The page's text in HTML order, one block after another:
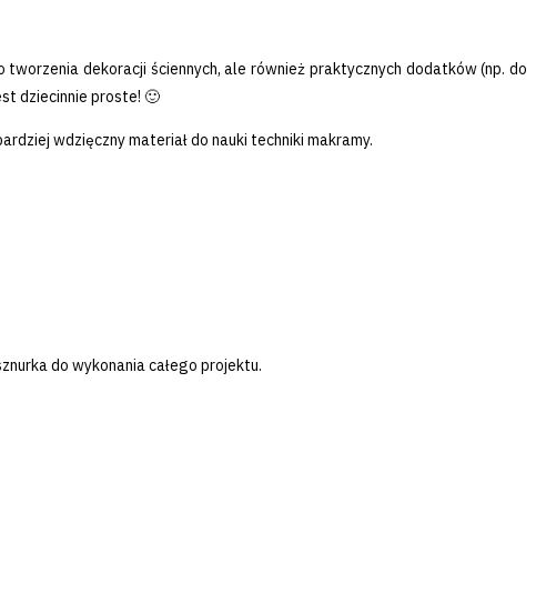
dekoracji ściennych, ale również praktycznych dodatków (np. do
dziecinnie proste! 🙂
wdzięczny materiał do nauki techniki makramy.
do wykonania całego projektu.